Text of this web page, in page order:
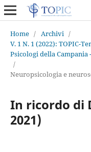
Home / Archivi /
V. 1 N. 1 (2022): TOPIC-
Psicologi della Campania
/
Neuropsicologia e
In ricordo di
2021)